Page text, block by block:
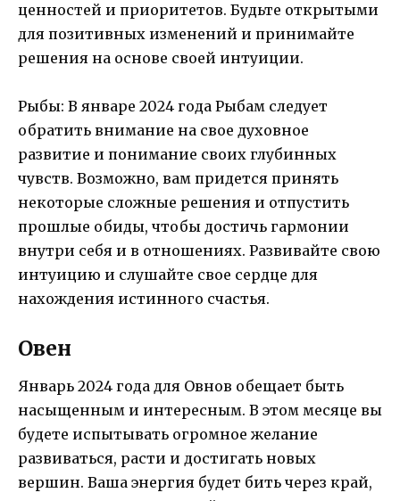
ценностей и приоритетов. Будьте открытыми
для позитивных изменений и принимайте
решения на основе своей интуиции.
Рыбы: В январе 2024 года Рыбам следует
обратить внимание на свое духовное
развитие и понимание своих глубинных
чувств. Возможно, вам придется принять
некоторые сложные решения и отпустить
прошлые обиды, чтобы достичь гармонии
внутри себя и в отношениях. Развивайте свою
интуицию и слушайте свое сердце для
нахождения истинного счастья.
Овен
Январь 2024 года для Овнов обещает быть
насыщенным и интересным. В этом месяце вы
будете испытывать огромное желание
развиваться, расти и достигать новых
вершин. Ваша энергия будет бить через край,